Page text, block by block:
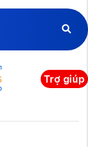
Trợ giúp